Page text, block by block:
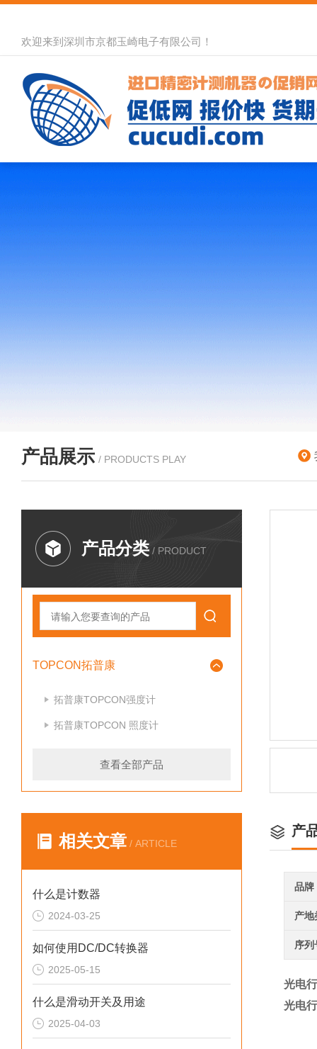
欢迎来到深圳市京都玉崎电子有限公司！
产品展示 / PRODUCTS PLAY
产品分类 / PRODUCT
TOPCON拓普康
拓普康TOPCON强度计
拓普康TOPCON 照度计
查看全部产品
相关文章 / ARTICLE
什么是计数器
2024-03-25
如何使用DC/DC转换器
2025-05-15
什么是滑动开关及用途
2025-04-03
产
品牌
产地
序列
光电
光电